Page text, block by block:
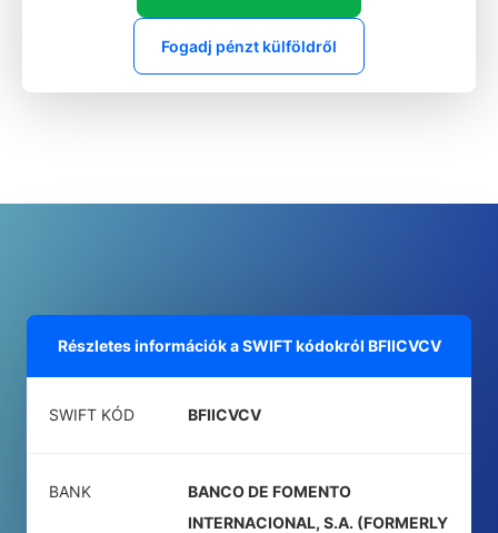
Fogadj pénzt külföldről
Részletes információk a SWIFT kódokról BFIICVCV
SWIFT KÓD BFIICVCV
BANK
BANCO DE FOMENTO
INTERNACIONAL, S.A. (FORMERLY